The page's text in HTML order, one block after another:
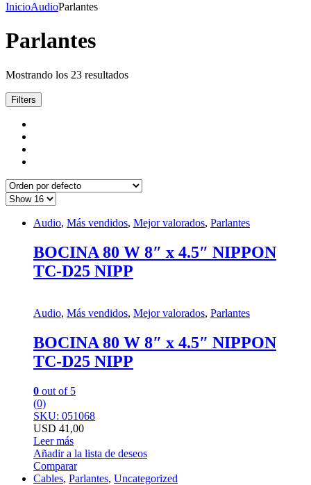
InicioAudioParlantes
Parlantes
Mostrando los 23 resultados
Filters
Audio, Más vendidos, Mejor valorados, Parlantes
BOCINA 80 W 8″ x 4.5″ NIPPON
TC-D25 NIPP
Audio, Más vendidos, Mejor valorados, Parlantes
BOCINA 80 W 8″ x 4.5″ NIPPON
TC-D25 NIPP
0 out of 5
(0)
SKU: 051068
USD 41,00
Leer más
Añadir a la lista de deseos
Comparar
Cables, Parlantes, Uncategorized